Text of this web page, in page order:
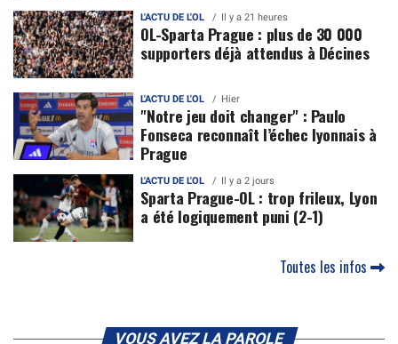
L'ACTU DE L'OL Il y a 21 heures
OL-Sparta Prague : plus de 30 000
supporters déjà attendus à Décines
L'ACTU DE L'OL Hier
"Notre jeu doit changer" : Paulo
Fonseca reconnaît l’échec lyonnais à
Prague
L'ACTU DE L'OL Il y a 2 jours
Sparta Prague-OL : trop frileux, Lyon
a été logiquement puni (2-1)
Toutes les infos
VOUS AVEZ LA PAROLE